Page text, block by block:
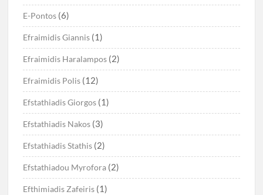
E-Pontos (6)
Efraimidis Giannis (1)
Efraimidis Haralampos (2)
Efraimidis Polis (12)
Efstathiadis Giorgos (1)
Efstathiadis Nakos (3)
Efstathiadis Stathis (2)
Efstathiadou Myrofora (2)
Efthimiadis Zafeiris (1)